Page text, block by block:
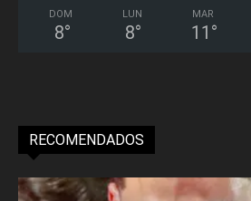
DOM
8°
LUN
8°
MAR
11 °
RECOMENDADOS